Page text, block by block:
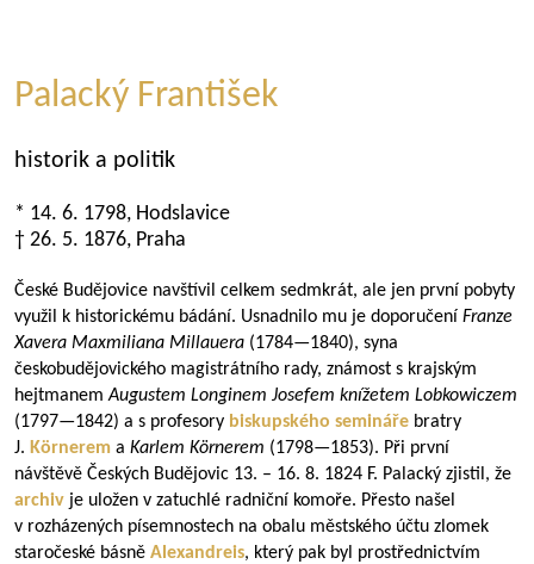
Palacký František
historik a politik
* 14. 6. 1798, Hodslavice
† 26. 5. 1876, Praha
České Budějovice navštívil celkem sedmkrát, ale jen první pobyty
využil k historickému bádání. Usnadnilo mu je doporučení Franze
Xavera Maxmiliana Millauera (1784—1840), syna
českobudějovického magistrátního rady, známost s krajským
hejtmanemAugustem Longinem Josefem knížetem Lobkowiczem
(1797—1842) a s profesory biskupského semináře bratry
J. Körnerem a Karlem Körnerem (1798—1853). Při první
návštěvě Českých Budějovic 13. – 16. 8. 1824 F. Palacký zjistil, že
archiv je uložen v zatuchlé radniční komoře. Přesto našel
v rozházených písemnostech na obalu městského účtu zlomek
staročeské básně Alexandreis, který pak byl prostřednictvím